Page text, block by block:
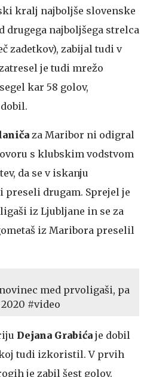
kralj najboljše slovenske
najboljšega strelca
zadetkov), zabijal tudi v
je tudi mrežo
kar 58 golov,
za Maribor ni odigral
s klubskim vodstvom
da se v iskanju
drugam. Sprejel je
iz Ljubljane in se za
iz Maribora preselil
med prvoligaši, pa
#video
Dejana Grabića je dobil
tudi izkoristil. V prvih
je zabil šest golov.